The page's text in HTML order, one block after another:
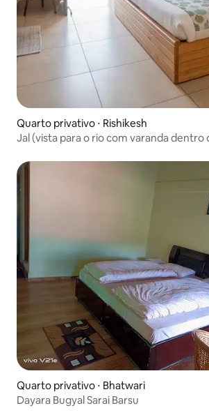
Quarto privativo ⋅ Rishikesh
Jal (vista para o rio com varanda
Quarto privativo ⋅ Bhatwari
Dayara Bugyal Sarai Barsu